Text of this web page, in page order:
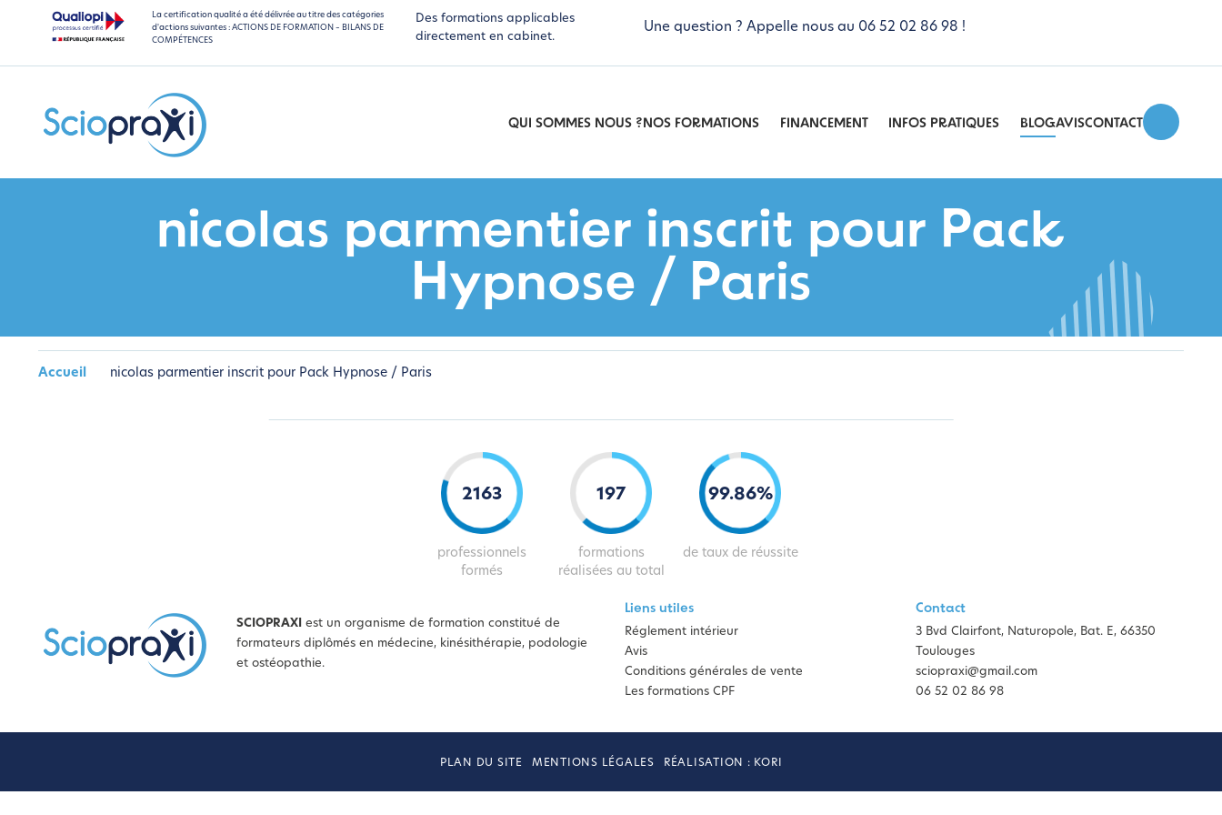
La certification qualité a été délivrée au titre des catégories
d'actions suivantes : ACTIONS DE FORMATION – BILANS DE
COMPÉTENCES
Des formations applicables
directement en cabinet.
Une question ? Appelle nous au 06 52 02 86 98 !
QUI SOMMES NOUS ?NOS FORMATIONS FINANCEMENT INFOS PRATIQUES BLOGAVISCONTACT
nicolas parmentier inscrit pour Pack
Hypnose / Paris
Accueil nicolas parmentier inscrit pour Pack Hypnose / Paris
2163
professionnels
formés
197
formations
réalisées au total
99.86%
de taux de réussite
SCIOPRAXI
est un organisme de formation constitué de
formateurs diplômés en médecine, kinésithérapie, podologie
et ostéopathie.
Liens utiles
Réglement intérieur
Avis
Conditions générales de vente
Les formations CPF
Contact
3 Bvd Clairfont, Naturopole, Bat. E, 66350
Toulouges
sciopraxi@gmail.com
06 52 02 86 98
PLAN DU SITE MENTIONS LÉGALES RÉALISATION : KORI